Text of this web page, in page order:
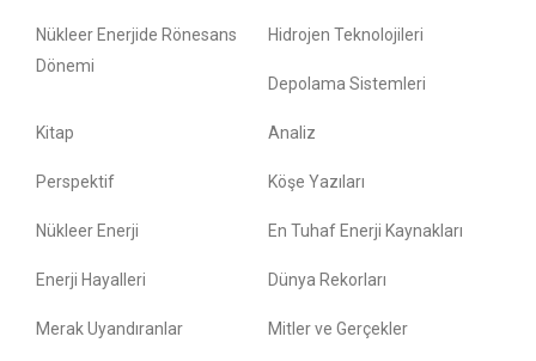
Nükleer Enerjide Rönesans
Dönemi
Hidrojen Teknolojileri
Depolama Sistemleri
Kitap Analiz
Perspektif Köşe Yazıları
Nükleer Enerji En Tuhaf Enerji Kaynakları
Enerji Hayalleri Dünya Rekorları
Merak Uyandıranlar Mitler ve Gerçekler